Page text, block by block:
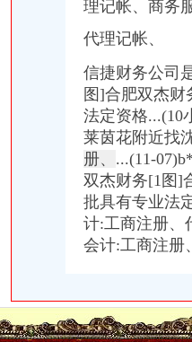
南岸海棠溪工地施工材料
接受申请啦！_重庆时报-
看这里_搜狐财经_搜狐网
将有房子住了-本地宝
声音_论坛_天涯社区
摇号配租_未来网
配租,赶快申请（附申请地
营销策划有限公司招聘】-
理记帐、商务
代理记帐、
信捷财务公司
图]合肥双杰
法定资格...(10
莱茵花附近找
册、 ...(11-
双杰财务[1图]
批具有专业法
计:工商注册、
会计:工商注册